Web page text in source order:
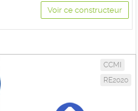
Voir ce constructeur
CCMI
RE2020